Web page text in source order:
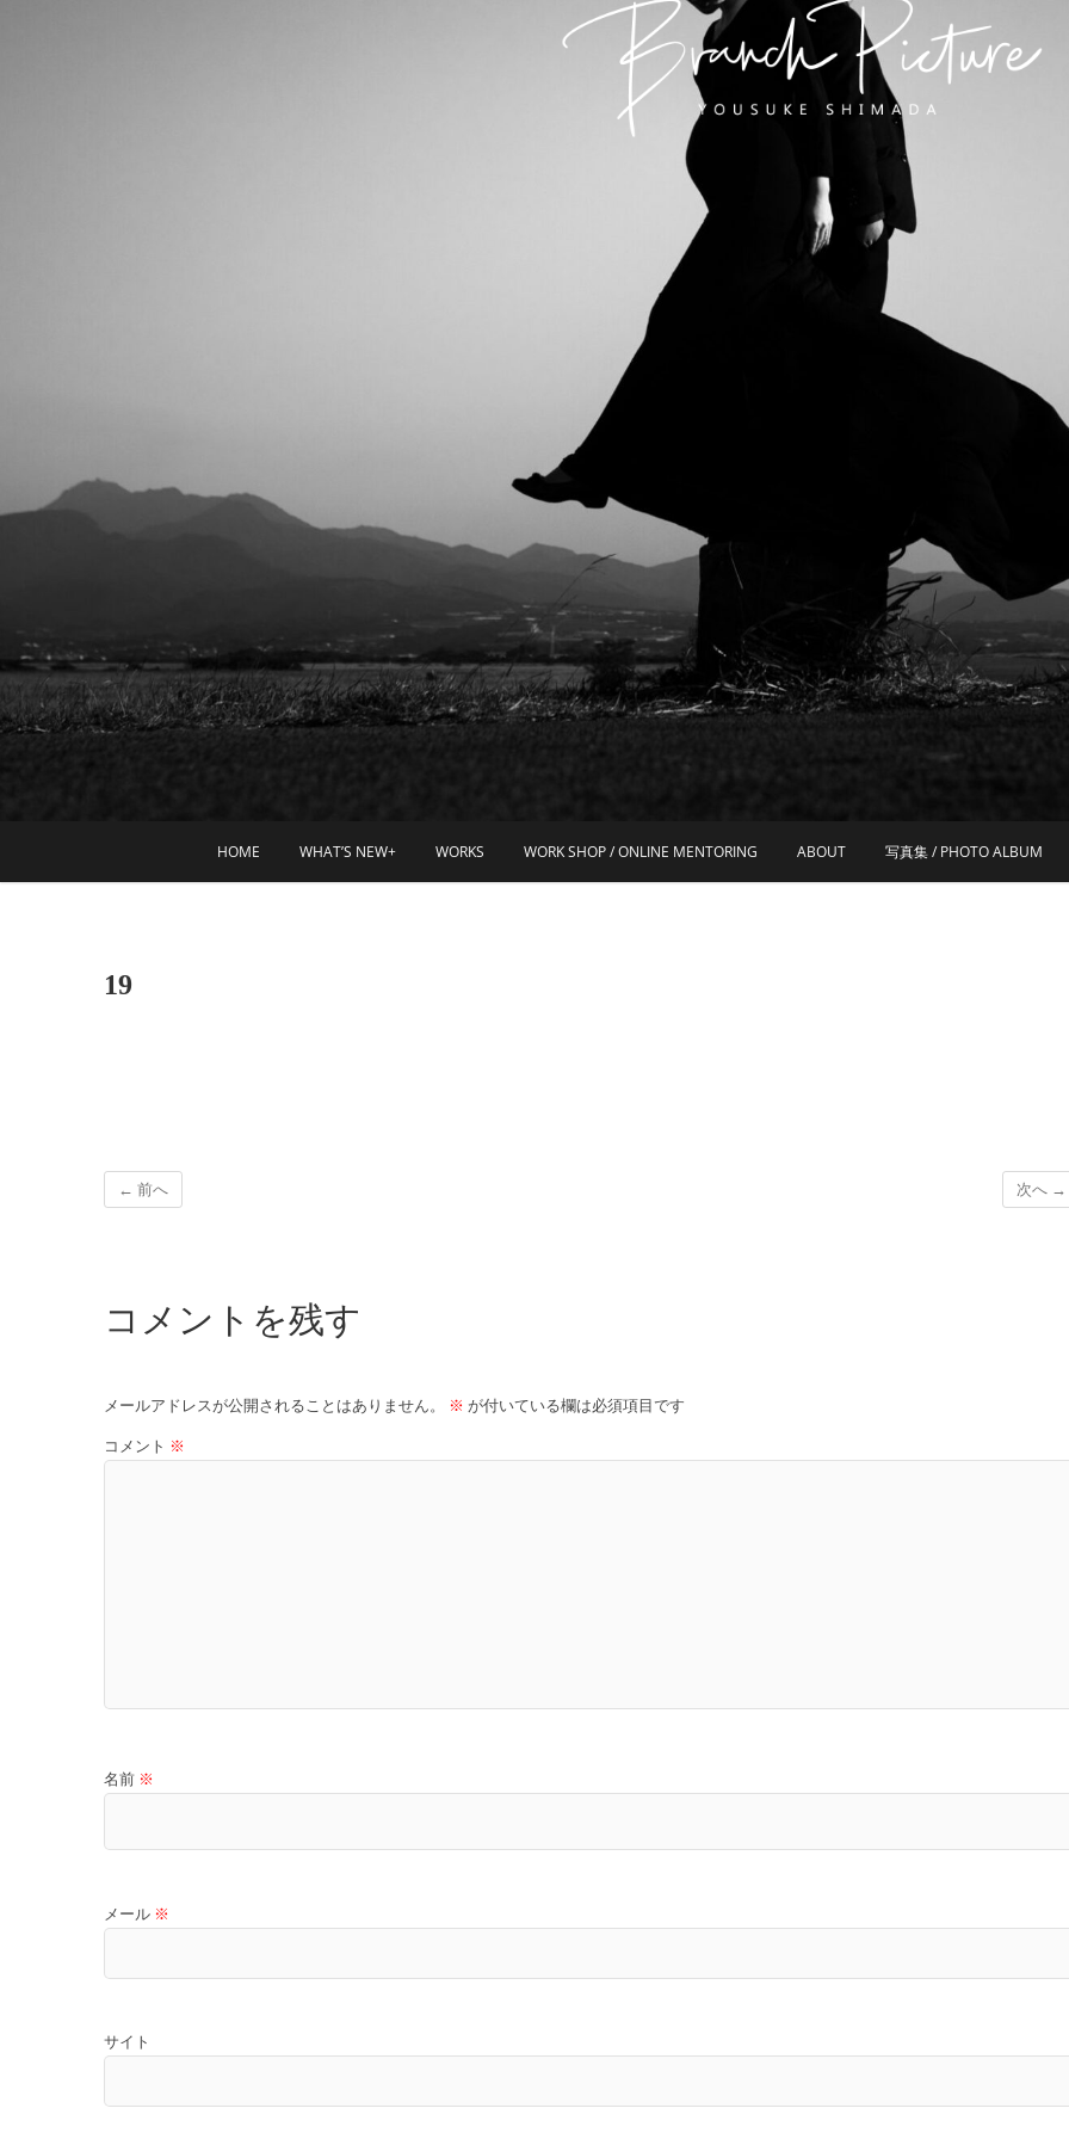
ブランチピクチャー
HOME WHAT’S NEW+ WORKS WORK SHOP / ONLINE MENTORING ABOUT 写真集 / PHOTO ALBUM
19
← 前へ 次へ →
コメントを残す
メールアドレスが公開されることはありません。 ※ が付いている欄は必須項目です
コメント ※
名前 ※
メール ※
サイト